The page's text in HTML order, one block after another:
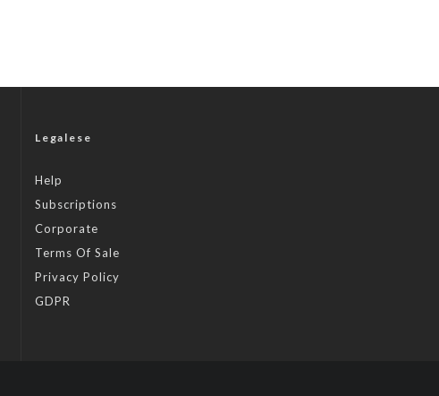
Legalese
Help
Subscriptions
Corporate
Terms Of Sale
Privacy Policy
GDPR